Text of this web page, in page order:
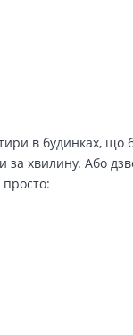
в будинках, що
за хвилину. Або